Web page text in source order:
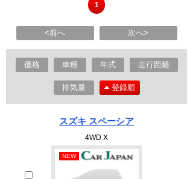
1
<前へ 次へ>
価格 車種 年式 走行距離
排気量 登録順
スズキ スペーシア
4WD X
NEW